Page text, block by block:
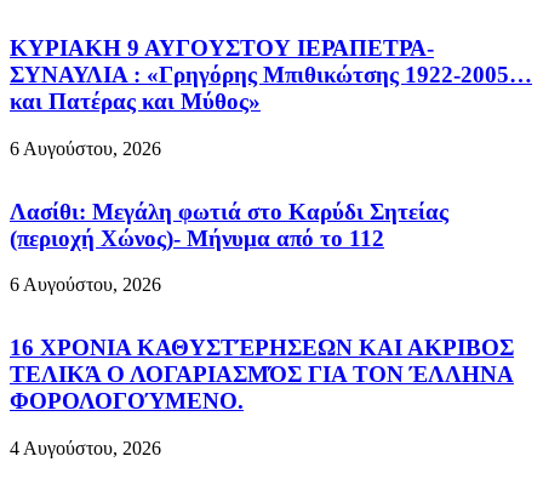
ΚΥΡΙΑΚΗ 9 ΑΥΓΟΥΣΤΟΥ ΙΕΡΑΠΕΤΡΑ-
ΣΥΝΑΥΛΙΑ : «Γρηγόρης Μπιθικώτσης 1922-2005…
και Πατέρας και Μύθος»
6 Αυγούστου, 2026
Λασίθι: Μεγάλη φωτιά στο Καρύδι Σητείας
(περιοχή Χώνος)- Μήνυμα από το 112
6 Αυγούστου, 2026
16 ΧΡΟΝΙΑ ΚΑΘΥΣΤΈΡΗΣΕΩΝ ΚΑΙ ΑΚΡΙΒΟΣ
ΤΕΛΙΚΆ Ο ΛΟΓΑΡΙΑΣΜΌΣ ΓΙΑ ΤΟΝ ΈΛΛΗΝΑ
ΦΟΡΟΛΟΓΟΎΜΕΝΟ.
4 Αυγούστου, 2026